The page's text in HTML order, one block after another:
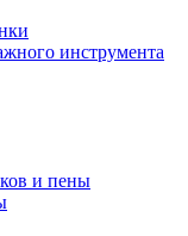
инструмента
и пены